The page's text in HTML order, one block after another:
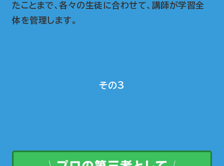
たことまで、各々の生徒に合わせて、講師が学習全
体を管理します。
その3